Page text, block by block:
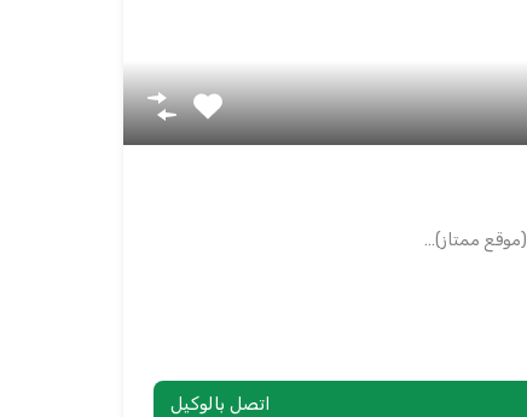
ممتاز)…
اتصل بالوكيل